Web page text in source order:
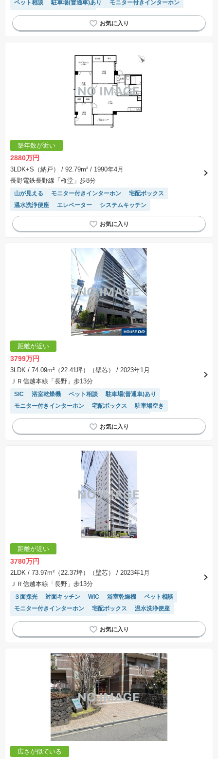
ペット相談 駐車場(普通車)あり
モニター付きインターホン
宅配ボックス
エレベーター
築年数が近い
2880万円
3LDK+S（納戸） / 92.79m² / 1990年4月
長野電鉄長野線「権堂」歩8分
山が見える モニター付きインターホン
宅配ボックス
温水洗浄便座
エレベーター システムキッチン
距離が近い
3799万円
3LDK / 74.09m²（22.41坪）（壁芯）
/ 2023年1月
ＪＲ信越本線「長野」歩13分
SIC 浴室乾燥機 ペット相談
駐車場(普通車)あり
モニター付きインターホン
宅配ボックス
駐車場空き
温水洗浄便座
エレベーター システムキッチン
距離が近い
3780万円
2LDK / 73.97m²（22.37坪）（壁芯）
/ 2023年1月
ＪＲ信越本線「長野」歩13分
３面採光 対面キッチン WIC 浴室乾燥機
ペット相談
モニター付きインターホン
宅配ボックス
温水洗浄便座
エレベーター
システムキッチン
広さが似ている